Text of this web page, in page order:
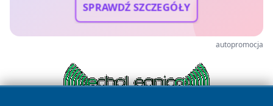
SPRAWDŹ SZCZEGÓŁY
autopromocja